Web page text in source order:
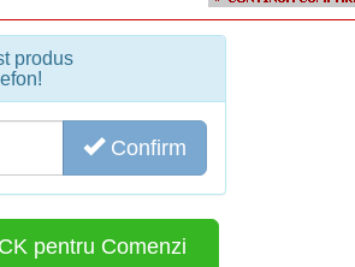
produs
Confirm
pentru Comenzi